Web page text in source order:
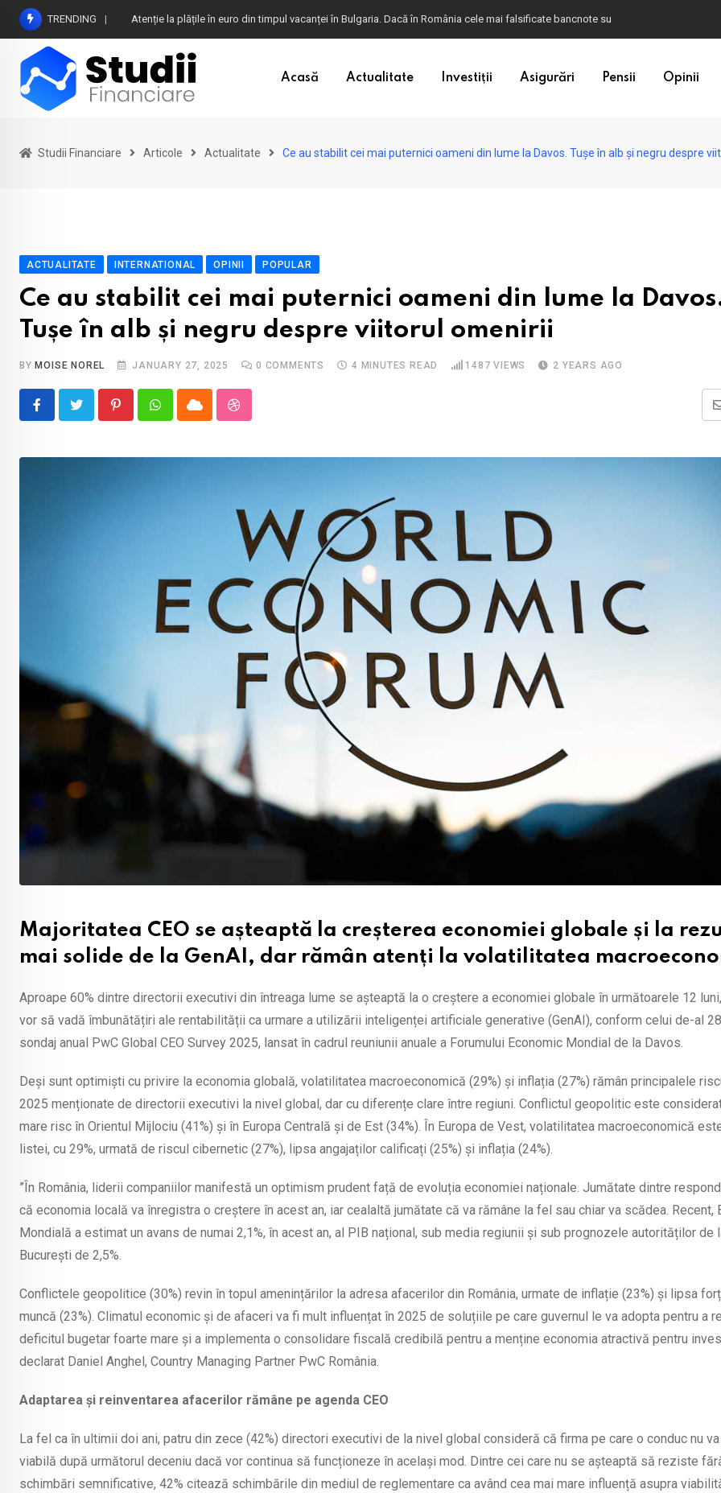
Skip
content
TRENDING Atenție la plățile în euro din timpul vacanței în Bulgaria. Dacă în România cele mai falsificate bancnote sunt cele de 50 de euro,
Acasă Actualitate Investiții Asigurări Pensii Opinii
Studii Financiare Articole Actualitate Ce au stabilit cei mai puternici oameni din lume la Davos. Tușe în alb și negru despre
ACTUALITATE INTERNATIONAL OPINII POPULAR
Ce au stabilit cei mai puternici oameni din lume la
Tușe în alb și negru despre viitorul omenirii
BY MOISE NOREL JANUARY 27, 2025 0 COMMENTS 4 MINUTES READ 1487 VIEWS 2 YEARS AGO
PinterestWhatsappCloud StumbleUpon
Majoritatea CEO se așteaptă la creșterea economiei globale și la
mai solide de la GenAI, dar rămân atenți la volatilitatea
Aproape 60% dintre directorii executivi din întreaga lume se așteaptă la o creștere a economiei globale în următoarele 12
vor să vadă îmbunătățiri ale rentabilității ca urmare a utilizării inteligenței artificiale generative (GenAI), conform celui de-al
sondaj anual PwC Global CEO Survey 2025, lansat în cadrul reuniunii anuale a Forumului Economic Mondial de la Davos.
Deși sunt optimiști cu privire la economia globală, volatilitatea macroeconomică (29%) și inflația (27%) rămân principalele
2025 menționate de directorii executivi la nivel global, dar cu diferențe clare între regiuni. Conflictul geopolitic este
mare risc în Orientul Mijlociu (41%) și în Europa Centrală și de Est (34%). În Europa de Vest, volatilitatea macroeconomică
listei, cu 29%, urmată de riscul cibernetic (27%), lipsa angajaților calificați (25%) și inflația (24%).
”În România, liderii companiilor manifestă un optimism prudent față de evoluția economiei naționale. Jumătate dintre
că economia locală va înregistra o creștere în acest an, iar cealaltă jumătate că va rămâne la fel sau chiar va scădea. Recent,
Mondială a estimat un avans de numai 2,1%, în acest an, al PIB național, sub media regiunii și sub prognozele autorităților de
București de 2,5%.
Conflictele geopolitice (30%) revin în topul amenințărilor la adresa afacerilor din România, urmate de inflație (23%) și lipsa
muncă (23%). Climatul economic și de afaceri va fi mult influențat în 2025 de soluțiile pe care guvernul le va adopta pentru a
deficitul bugetar foarte mare și a implementa o consolidare fiscală credibilă pentru a menține economia atractivă pentru
declarat Daniel Anghel, Country Managing Partner PwC România.
Adaptarea și reinventarea afacerilor rămâne pe agenda CEO
La fel ca în ultimii doi ani, patru din zece (42%) directori executivi de la nivel global consideră că firma pe care o conduc nu
viabilă după următorul deceniu dacă vor continua să funcționeze în același mod. Dintre cei care nu se așteaptă să reziste
schimbări semnificative, 42% citează schimbările din mediul de reglementare ca având cea mai mare influență asupra